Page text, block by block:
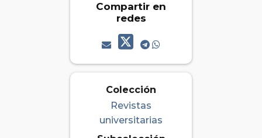
Compartir en
redes
Colección
Revistas
universitarias